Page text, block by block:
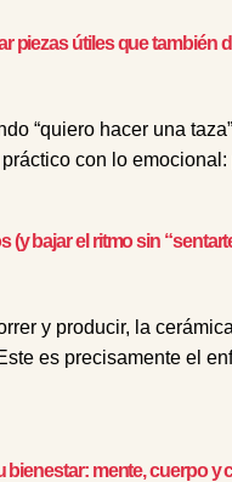
piezas útiles que también
“quiero hacer una
con lo
bajar el ritmo sin
y producir, la
es precisamente el
bienestar: mente, cuerpo y